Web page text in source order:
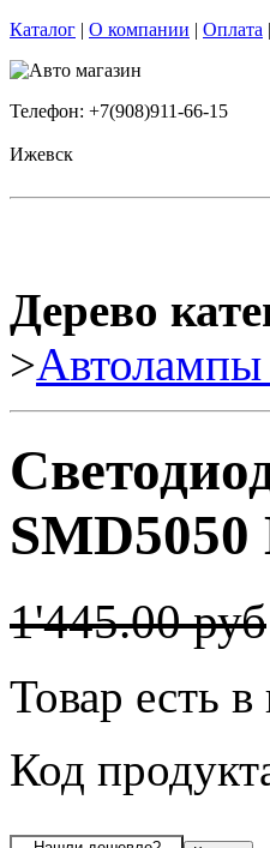
Каталог | О компании | Оплата |
Телефон: +7(908)911-66-15
Ижевск
Дерево
>Автолампы
1'445.00 руб
Товар есть
Код